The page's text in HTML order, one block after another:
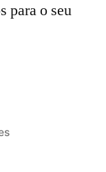
para o seu